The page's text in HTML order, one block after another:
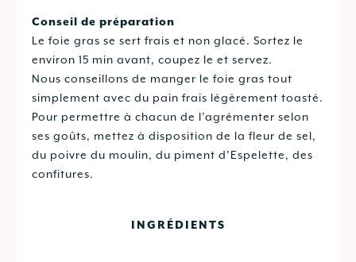
INGRÉDIENTS
Conseil de préparation
Le foie gras se sert frais et non glacé. Sortez le
environ 15 min avant, coupez le et servez.
Nous conseillons de manger le foie gras tout
simplement avec du pain frais légèrement toasté.
Pour permettre à chacun de l’agrémenter selon
ses goûts, mettez à disposition de la fleur de sel,
du poivre du moulin, du piment d’Espelette, des
confitures.